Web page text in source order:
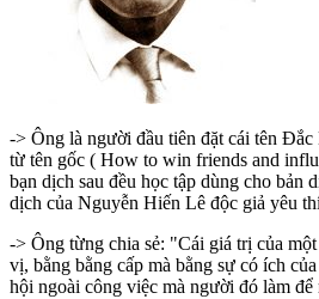
-> Ông là người đầu tiên đặt cái tên Đắc
từ tên gốc ( How to win friends and
bạn dịch sau đều học tập dùng cho bản
dịch của Nguyễn Hiến Lê độc giả yêu
-> Ông từng chia sẻ: "Cái giá trị của
vị, bằng bằng cấp mà bằng sự có ích
hội ngoài công việc mà người đó làm